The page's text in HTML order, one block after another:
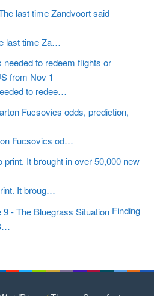
last time Za…
to redee…
Fucsovics od…
It broug…
Finding